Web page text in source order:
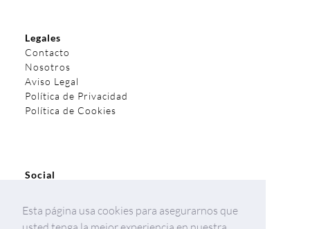
Legales
Contacto
Nosotros
Aviso Legal
Política de Privacidad
Política de Cookies
Social
Instagram
Linkedin
Esta página usa cookies para asegurarnos que